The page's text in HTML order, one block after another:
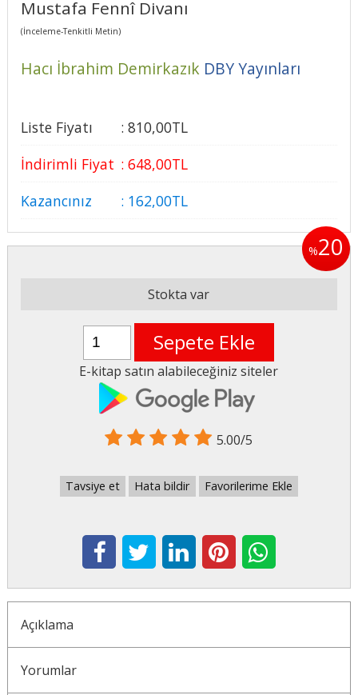
Mustafa Fennî Divanı
(İnceleme-Tenkitli Metin)
Hacı İbrahim Demirkazık DBY Yayınları
Liste Fiyatı : 810,00TL
İndirimli Fiyat : 648,00TL
Kazancınız
: 162,00TL
%20
Stokta var
Sepete Ekle
E-kitap satın alabileceğiniz siteler
5.00/5
Tavsiye et Hata bildir Favorilerime Ekle
Açıklama
Yorumlar